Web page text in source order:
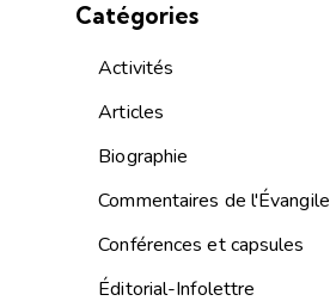
Catégories
Activités
Articles
Biographie
Commentaires de l'Évangile
Conférences et capsules
Éditorial-Infolettre